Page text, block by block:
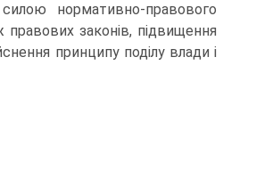
нормативно-правового
правових законів, підвищення
принципу поділу влади і